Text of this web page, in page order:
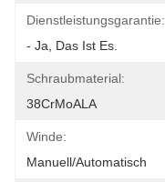
Dienstleistungsgarantie:
- Ja, Das Ist Es.
Schraubmaterial:
38CrMoALA
Winde:
Manuell/automatisch